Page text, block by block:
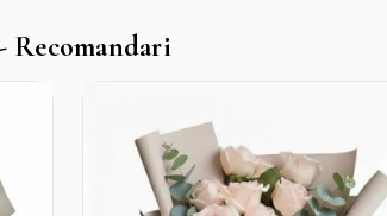
Recomandari